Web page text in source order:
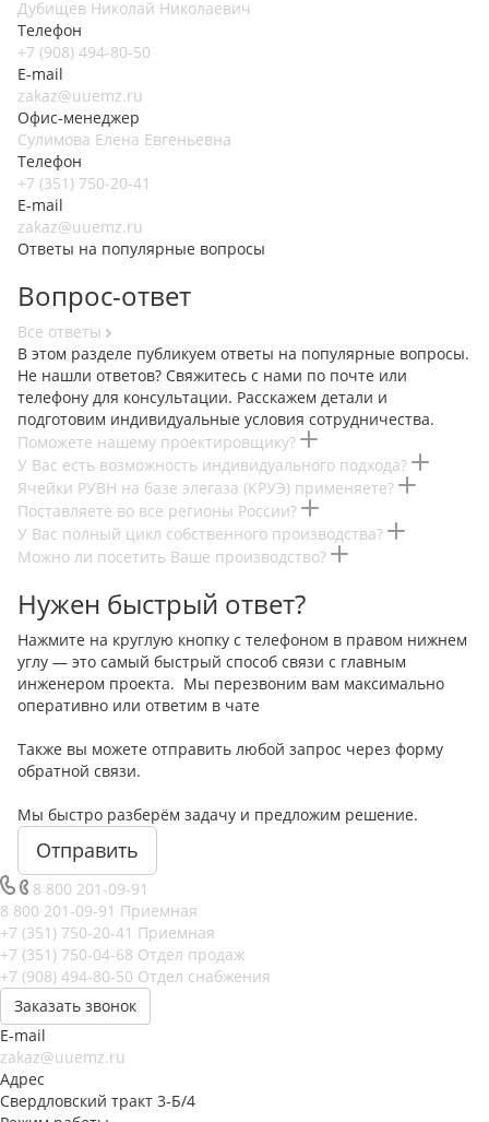
Дубищев Николай Николаевич
Телефон
+7 (908) 494-80-50
E-mail
zakaz@uuemz.ru
Офис-менеджер
Сулимова Елена Евгеньевна
Телефон
+7 (351) 750-20-41
E-mail
zakaz@uuemz.ru
Ответы на популярные вопросы
Вопрос-ответ
Все ответы
В этом разделе публикуем ответы на популярные вопросы.
Не нашли ответов? Свяжитесь с нами по почте или
телефону для консультации. Расскажем детали и
подготовим индивидуальные условия сотрудничества.
Поможете нашему проектировщику?
У Вас есть возможность индивидуального подхода?
Ячейки РУВН на базе элегаза (КРУЭ) применяете?
Поставляете во все регионы России?
У Вас полный цикл собственного производства?
Можно ли посетить Ваше производство?
Нужен быстрый ответ?
Нажмите на круглую кнопку с телефоном в правом нижнем
углу — это самый быстрый способ связи с главным
инженером проекта. Мы перезвоним вам максимально
оперативно или ответим в чате
Также вы можете отправить любой запрос через форму
обратной связи.
Мы быстро разберём задачу и предложим решение.
Отправить
8 800 201-09-91
8 800 201-09-91 Приемная
+7 (351) 750-20-41 Приемная
+7 (351) 750-04-68 Отдел продаж
+7 (908) 494-80-50 Отдел снабжения
Заказать звонок
E-mail
zakaz@uuemz.ru
Адрес
Свердловский тракт 3-Б/4